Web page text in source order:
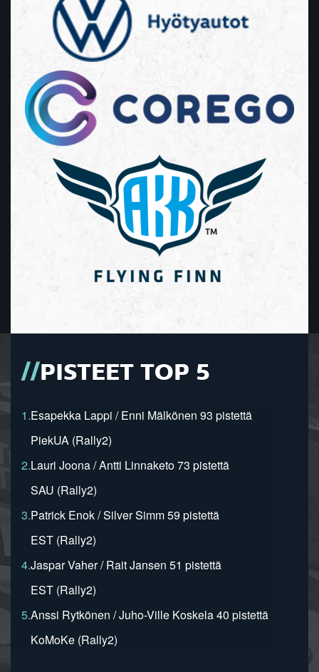
PISTEET TOP 5
1.Esapekka Lappi / Enni Mälkönen 93 pistettä
PiekUA (Rally2)
2.Lauri Joona / Antti Linnaketo 73 pistettä
SAU (Rally2)
3.Patrick Enok / Silver Simm 59 pistettä
EST (Rally2)
4.Jaspar Vaher / Rait Jansen 51 pistettä
EST (Rally2)
5.Anssi Rytkönen / Juho-Ville Koskela 40 pistettä
KoMoKe (Rally2)